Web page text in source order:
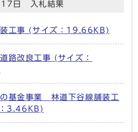
17日 入札結果
装工事 (サイズ：19.66KB)
路改良工事 (サイズ：
基金事業 林道下谷線舗装工
3.46KB)